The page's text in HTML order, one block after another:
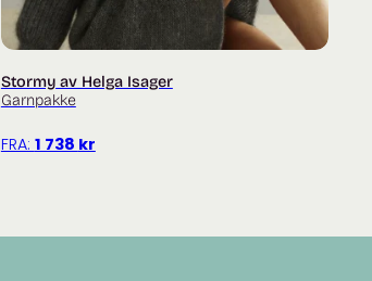
Stormy av Helga Isager
Garnpakke
FRA: 1 738 kr